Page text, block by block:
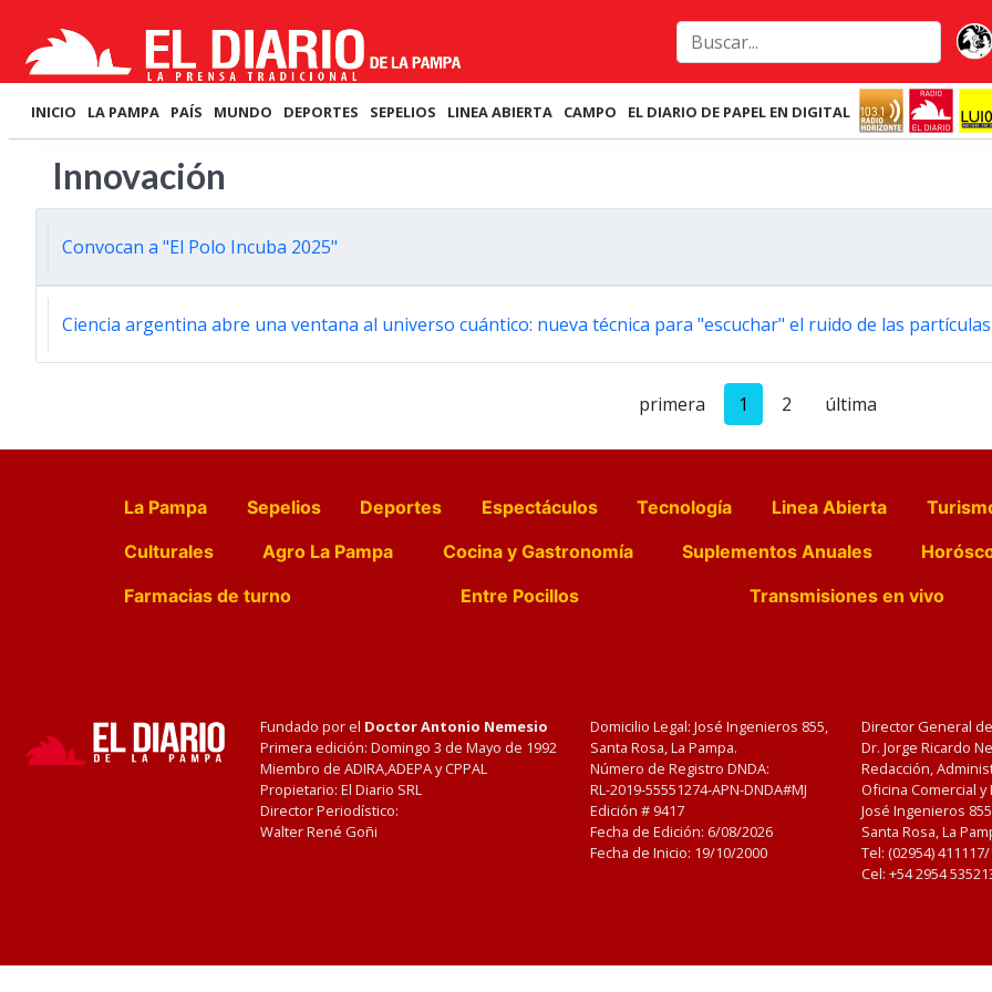
INICIO LA PAMPA PAÍS MUNDO DEPORTES SEPELIOS LINEA ABIERTA CAMPO EL DIARIO DE PAPEL EN DIGITAL
Innovación
Convocan a "El Polo Incuba 2025"
Ciencia argentina abre una ventana al universo cuántico: nueva técnica para "escuchar" el ruido de las partículas
primera 1 2 última
La Pampa Sepelios Deportes Espectáculos Tecnología Linea Abierta
Culturales
Agro La Pampa Cocina y Gastronomía Suplementos Anuales
Farmacias de turno
Entre Pocillos Transmisiones en vivo
Fundado por el Doctor Antonio Nemesio
Primera edición: Domingo 3 de Mayo de 1992
Miembro de ADIRA,ADEPA y CPPAL
Propietario: El Diario SRL
Director Periodístico:
Walter René Goñi
Domicilio Legal: José Ingenieros 855,
Santa Rosa, La Pampa.
Número de Registro DNDA:
RL-2019-55551274-APN-DNDA#MJ
Edición # 9417
Fecha de Edición: 6/08/2026
Fecha de Inicio: 19/10/2000
Director General
Dr. Jorge Ricardo
Redacción,
Oficina Comercial
José Ingenieros
Santa Rosa, La
Tel: (02954)
Cel: +54 2954